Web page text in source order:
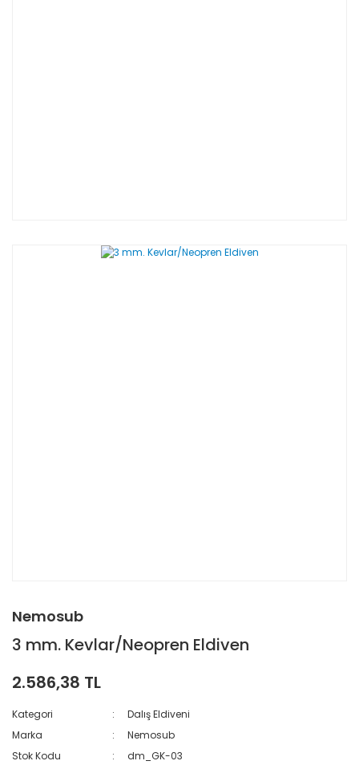
Nemosub
3 mm. Kevlar/Neopren Eldiven
2.586,38 TL
Kategori
Dalış Eldiveni
Marka
Nemosub
Stok Kodu
dm_GK-03